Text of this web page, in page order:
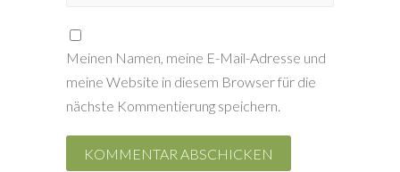
Meinen Namen, meine E-Mail-Adresse und
meine Website in diesem Browser für die
nächste Kommentierung speichern.